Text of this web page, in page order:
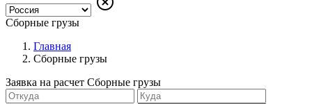
Сборные грузы
Главная
Сборные грузы
Заявка на расчет Сборные грузы